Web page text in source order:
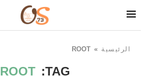
الرئيسية »
ROOT
TAG:
ROOT